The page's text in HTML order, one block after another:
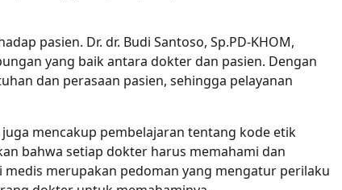
pasien. Dr. dr. Budi Santoso, Sp.PD-KHOM,
yang baik antara dokter dan pasien. Dengan
dan perasaan pasien, sehingga pelayanan
mencakup pembelajaran tentang kode etik
bahwa setiap dokter harus memahami dan
merupakan pedoman yang mengatur perilaku